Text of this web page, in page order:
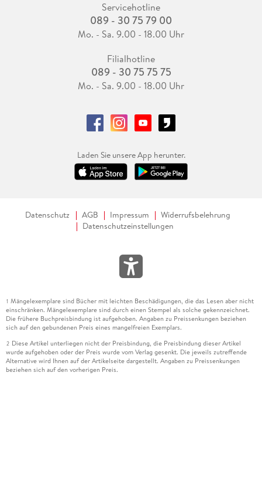
Servicehotline
089 - 30 75 79 00
Mo. - Sa. 9.00 - 18.00 Uhr
Filialhotline
089 - 30 75 75 75
Mo. - Sa. 9.00 - 18.00 Uhr
Laden Sie unsere App herunter.
Datenschutz AGB Impressum
Widerrufsbelehrung
Datenschutzeinstellungen
1 Mängelexemplare sind Bücher mit leichten Beschädigungen, die das Lesen aber nicht
einschränken. Mängelexemplare sind durch einen Stempel als solche gekennzeichnet.
Die frühere Buchpreisbindung ist aufgehoben. Angaben zu Preissenkungen beziehen
sich auf den gebundenen Preis eines mangelfreien Exemplars.
2 Diese Artikel unterliegen nicht der Preisbindung, die Preisbindung dieser Artikel
wurde aufgehoben oder der Preis wurde vom Verlag gesenkt. Die jeweils zutreffende
Alternative wird Ihnen auf der Artikelseite dargestellt. Angaben zu Preissenkungen
beziehen sich auf den vorherigen Preis.